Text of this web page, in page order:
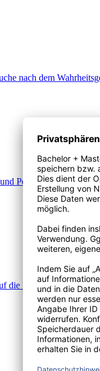
nach dem
Pornografie in Lars
die Fotografie von Man